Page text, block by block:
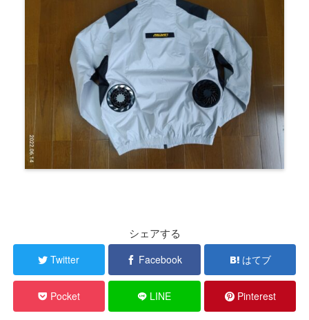
シェアする
Twitter Facebook はてブ
Pocket LINE Pinterest